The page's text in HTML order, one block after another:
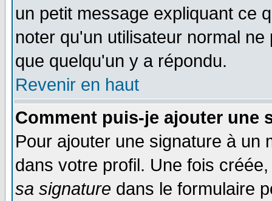
un petit message expliquant ce
noter qu'un utilisateur normal
que quelqu'un y a répondu.
Revenir en haut
Comment puis-je ajouter une
Pour ajouter une signature à un
dans votre profil. Une fois
sa signature dans le formulaire